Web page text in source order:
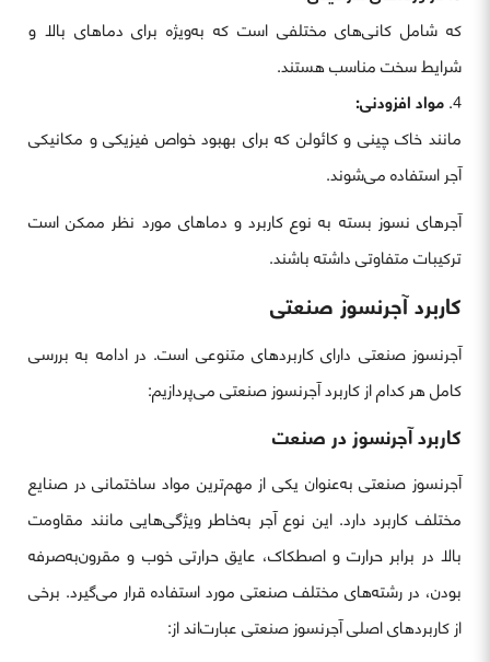
که شامل کانی‌های مختلفی است که به‌ویژه برای دماهای بالا و
شرایط سخت مناسب هستند.
مواد افزودنی:
مانند خاک چینی و کائولن که برای بهبود خواص فیزیکی و مکانیکی
آجر استفاده می‌شوند.
آجرهای نسوز بسته به نوع کاربرد و دماهای مورد نظر ممکن است
ترکیبات متفاوتی داشته باشند.
کاربرد آجرنسوز صنعتی
آجرنسوز صنعتی دارای کاربردهای متنوعی است. در ادامه به بررسی
کامل هر کدام از کاربرد آجرنسوز صنعتی می‌پردازیم:
کاربرد آجرنسوز در صنعت
آجرنسوز صنعتی به‌عنوان یکی از مهم‌ترین مواد ساختمانی در صنایع
مختلف کاربرد دارد. این نوع آجر به‌خاطر ویژگی‌هایی مانند مقاومت
بالا در برابر حرارت و اصطکاک، عایق حرارتی خوب و مقرون‌به‌صرفه
بودن، در رشته‌های مختلف صنعتی مورد استفاده قرار می‌گیرد. برخی
از کاربردهای اصلی آجرنسوز صنعتی عبارت‌اند از: